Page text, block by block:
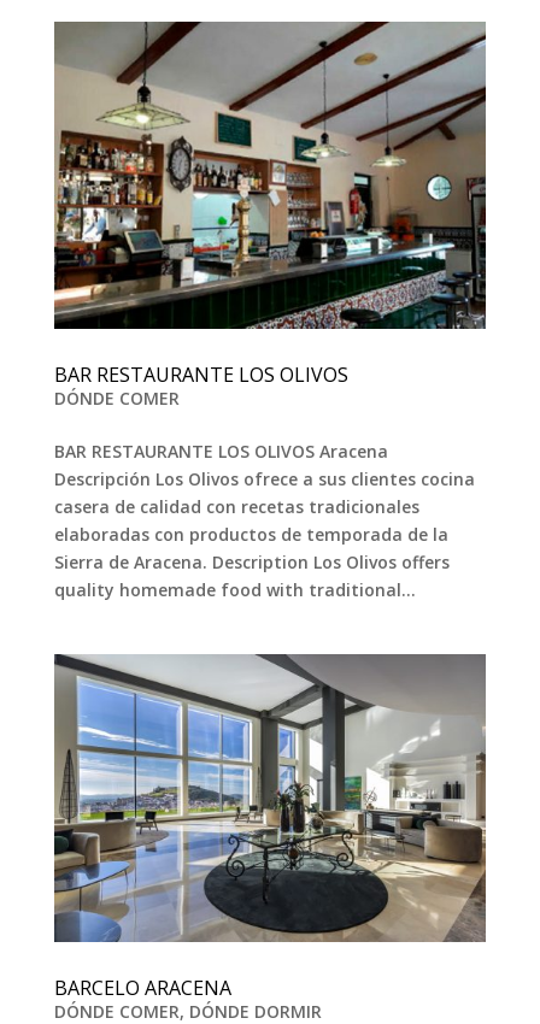
BAR RESTAURANTE LOS OLIVOS
DÓNDE COMER
BAR RESTAURANTE LOS OLIVOS Aracena
Descripción Los Olivos ofrece a sus clientes cocina
casera de calidad con recetas tradicionales
elaboradas con productos de temporada de la
Sierra de Aracena. Description Los Olivos offers
quality homemade food with traditional...
BARCELO ARACENA
DÓNDE COMER, DÓNDE DORMIR